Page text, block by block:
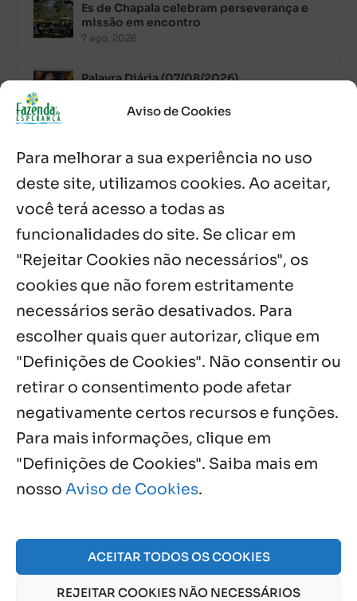
Aviso de Cookies
Para melhorar a sua experiência no uso
deste site, utilizamos cookies. Ao aceitar,
você terá acesso a todas as
funcionalidades do site. Se clicar em
"Rejeitar Cookies não necessários", os
cookies que não forem estritamente
necessários serão desativados. Para
escolher quais quer autorizar, clique em
"Definições de Cookies". Não consentir ou
retirar o consentimento pode afetar
negativamente certos recursos e funções.
Para mais informações, clique em
"Definições de Cookies". Saiba mais em
nosso Aviso de Cookies.
ACEITAR TODOS OS COOKIES
REJEITAR COOKIES NÃO NECESSÁRIOS
Es de Chapala celebram perseverança e
missão em encontro
7 ago, 2026
Palavra Diária (07/08/2026)
Feminina de Chapala celebra aniversário
com missa e festa
6 ago, 2026
Boletim JULHO de 2026 – Centro Infantil
Chitaitai
6 ago, 2026
Notícias por Categoria
Agosto, 2026